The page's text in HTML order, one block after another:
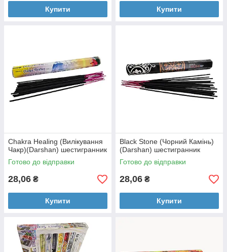
Купити Купити
Chakra Healing (Вилікування
Чакр)(Darshan) шестигранник
Готово до відправки
28,06 ₴
Купити
Black Stone (Чорний Камінь)
(Darshan) шестигранник
Готово до відправки
28,06 ₴
Купити